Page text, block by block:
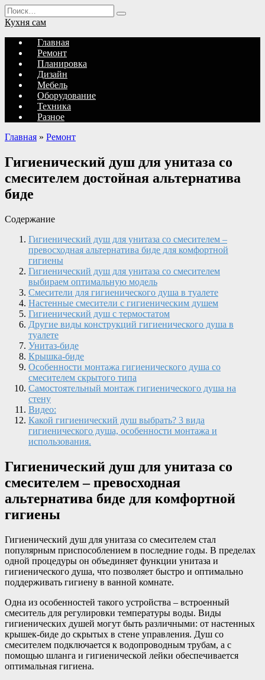
Перейти
к
содержанию
Search
for:
Кухня сам
Главная
Ремонт
Планировка
Дизайн
Мебель
Оборудование
Техника
Разное
Главная » Ремонт
Гигиенический душ для унитаза со
смесителем достойная альтернатива
биде
Содержание
Гигиенический душ для унитаза со смесителем –
превосходная альтернатива биде для комфортной
гигиены
Гигиенический душ для унитаза со смесителем
выбираем оптимальную модель
Смесители для гигиенического душа в туалете
Настенные смесители с гигиеническим душем
Гигиенический душ с термостатом
Другие виды конструкций гигиенического душа в
туалете
Унитаз-биде
Крышка-биде
Особенности монтажа гигиенического душа со
смесителем скрытого типа
Самостоятельный монтаж гигиенического душа на
стену
Видео:
Какой гигиенический душ выбрать? 3 вида
гигиенического душа, особенности монтажа и
использования.
Гигиенический душ для унитаза со
смесителем – превосходная
альтернатива биде для комфортной
гигиены
Гигиенический душ для унитаза со смесителем стал
популярным приспособлением в последние годы. В пределах
одной процедуры он объединяет функции унитаза и
гигиенического душа, что позволяет быстро и оптимально
поддерживать гигиену в ванной комнате.
Одна из особенностей такого устройства – встроенный
смеситель для регулировки температуры воды. Виды
гигиенических душей могут быть различными: от настенных
крышек-биде до скрытых в стене управления. Душ со
смесителем подключается к водопроводным трубам, а с
помощью шланга и гигиенической лейки обеспечивается
оптимальная гигиена.